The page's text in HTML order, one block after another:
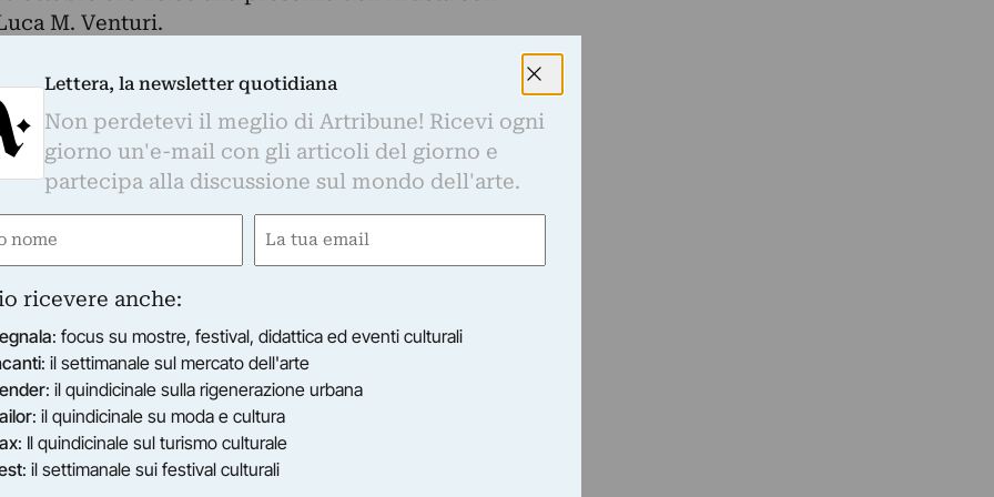
M. Venturi.
è per immagini che combinano fotografia e
protagonista autobiografico che si pone in
le avversità, ma anche con le bellezze dei
una cinquantina di opere di pittura,
resina, marmo e si caratterizza per il
e incanto degli spazi scanditi dalle opere.
del ponte, si accede alla Camera dei
piacere, Camera della Tempesta, fino allo
tra i fiori, i vetri della Memoria trasparente. E,
dell’Arte.
è ben nota a livello internazionale, in
e del suo ruolo straordinario nella Storia
singolare, dal 1969 al 1979. Con lui, una
che hanno saputo fare di Milano una capitale
Lettera, la newsletter quotidiana
Non perdetevi il meglio di Artribune! Ricevi ogni
giorno un'e-mail con gli articoli del giorno e
partecipa alla discussione sul mondo dell'arte.
Email
ricevere anche:
: focus su mostre, festival, didattica ed eventi culturali
: il settimanale sul mercato dell'arte
: il quindicinale sulla rigenerazione urbana
: il quindicinale su moda e cultura
: Il quindicinale sul turismo culturale
: il settimanale sui festival culturali